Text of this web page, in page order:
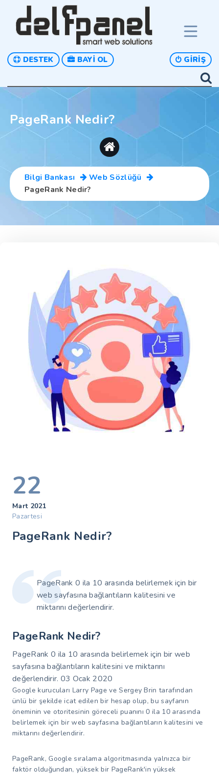
DESTEK BAYI OL GIRIŞ
PageRank Nedir?
Bilgi Bankası
Web Sözlüğü
PageRank Nedir?
22
Mart 2021
Pazartesi
PageRank Nedir?
PageRank 0 ila 10 arasında belirlemek için bir
web sayfasına bağlantıların kalitesini ve
miktarını değerlendirir.
PageRank Nedir?
PageRank 0 ila 10 arasında belirlemek için bir web
sayfasına bağlantıların kalitesini ve miktarını
değerlendirir. 03 Ocak 2020
Google kurucuları Larry Page ve Sergey Brin tarafından
ünlü bir şekilde icat edilen bir hesap olup, bu sayfanın
öneminin ve otoritesinin göreceli puanını 0 ila 10 arasında
belirlemek için bir web sayfasına bağlantıların kalitesini ve
miktarını değerlendirir.
PageRank, Google sıralama algoritmasında yalnızca bir
faktör olduğundan, yüksek bir PageRank'in yüksek